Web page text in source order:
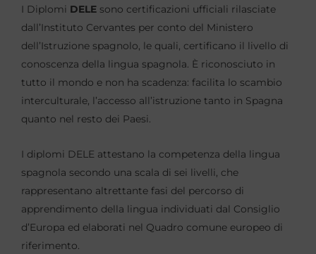
I Diplomi DELE sono certificazioni ufficiali rilasciate
dall’Instituto Cervantes per conto del Ministero
dell’Istruzione spagnolo, le quali, certificano il livello di
conoscenza della lingua spagnola. È riconosciuto in
tutto il mondo e non ha scadenza: facilita lo scambio
interculturale, l’accesso all’istruzione tanto in Spagna
quanto nel resto dei Paesi.
I diplomi DELE attestano la competenza della lingua
spagnola secondo una scala di sei livelli, che
rappresentano altrettante fasi del percorso di
apprendimento della lingua individuati dal Consiglio
d’Europa ed elaborati nel Quadro comune europeo di
riferimento.